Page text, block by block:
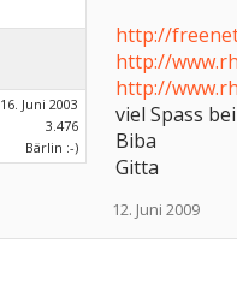
16. Juni 2003
3.476
Bärlin :-)
http://
http://
http://
viel Spass
Biba
Gitta
12. Juni 2009